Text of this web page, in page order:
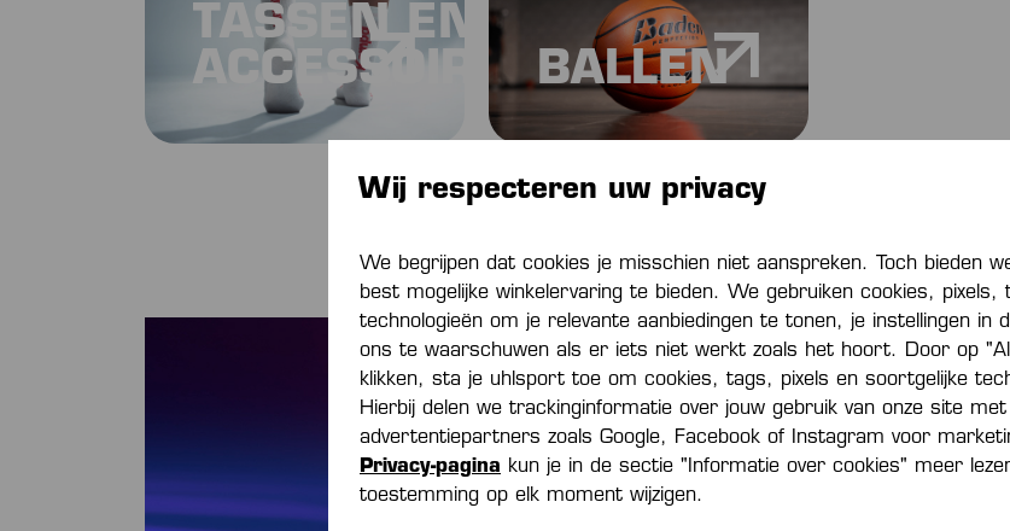
TASSEN EN
ACCESSOIRESBALLEN
Wij respecteren uw privacy
We begrijpen dat cookies je misschien niet aanspreken. Toch bieden
best mogelijke winkelervaring te bieden. We gebruiken cookies, pixels,
technologieën om je relevante aanbiedingen te tonen, je instellingen in
ons te waarschuwen als er iets niet werkt zoals het hoort. Door op
klikken, sta je uhlsport toe om cookies, tags, pixels en soortgelijke
Hierbij delen we trackinginformatie over jouw gebruik van onze site
advertentiepartners zoals Google, Facebook of Instagram voor
Privacy-pagina kun je in de sectie "Informatie over cookies" meer
toestemming op elk moment wijzigen.